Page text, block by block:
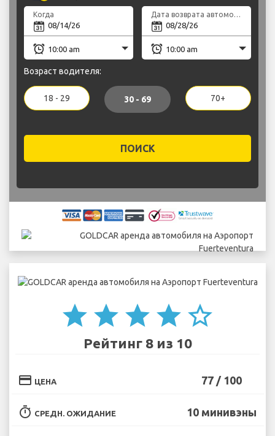
Когда Дата возврата автомобиля
Возраст водителя:
18 - 29 30 - 69 70+
ПОИСК
star star star star star_border
Рейтинг 8 из 10
credit_card ЦЕНА 77 / 100
timer СРЕДН. ОЖИДАНИЕ 10 минивэны